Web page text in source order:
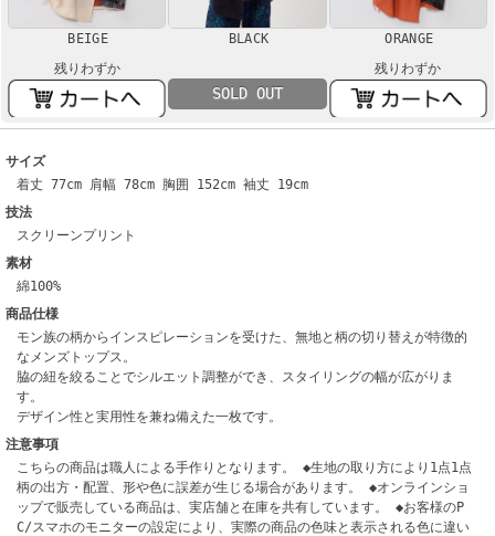
BEIGE
残りわずか
BLACK
SOLD OUT
ORANGE
残りわずか
サイズ
着丈 77cm 肩幅 78cm 胸囲 152cm 袖丈 19cm
技法
スクリーンプリント
素材
綿100%
商品仕様
モン族の柄からインスピレーションを受けた、無地と柄の切り替えが特徴的
なメンズトップス。
脇の紐を絞ることでシルエット調整ができ、スタイリングの幅が広がりま
す。
デザイン性と実用性を兼ね備えた一枚です。
注意事項
こちらの商品は職人による手作りとなります。 ◆生地の取り方により1点1点
柄の出方・配置、形や色に誤差が生じる場合があります。 ◆オンラインショ
ップで販売している商品は、実店舗と在庫を共有しています。 ◆お客様のP
C/スマホのモニターの設定により、実際の商品の色味と表示される色に違い